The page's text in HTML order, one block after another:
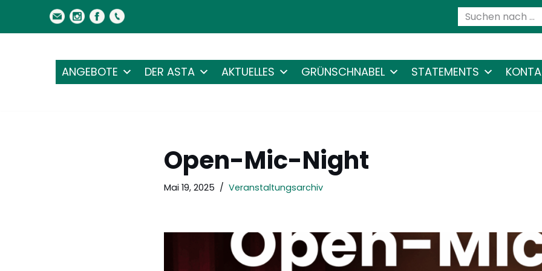
Zum
ANGEBOTE DER ASTA AKTUELLES GRÜNSCHNABEL STATEMENTS
Open-Mic-Night
Mai 19, 2025 Veranstaltungsarchiv